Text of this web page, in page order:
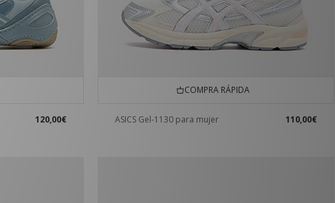
120,00€
COMPRA RÁPIDA
ASICS Gel-1130 para mujer 110,00€